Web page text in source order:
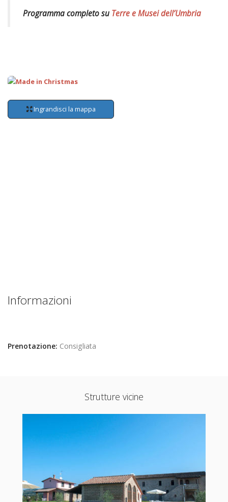
Programma completo su Terre e Musei dell’Umbria
Ingrandisci la mappa
Informazioni
Prenotazione: Consigliata
Strutture vicine